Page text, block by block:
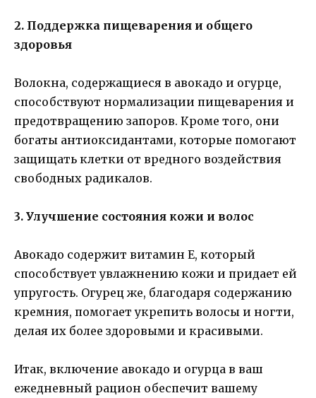
2. Поддержка пищеварения и общего
здоровья
Волокна, содержащиеся в авокадо и огурце,
способствуют нормализации пищеварения и
предотвращению запоров. Кроме того, они
богаты антиоксидантами, которые помогают
защищать клетки от вредного воздействия
свободных радикалов.
3. Улучшение состояния кожи и волос
Авокадо содержит витамин Е, который
способствует увлажнению кожи и придает ей
упругость. Огурец же, благодаря содержанию
кремния, помогает укрепить волосы и ногти,
делая их более здоровыми и красивыми.
Итак, включение авокадо и огурца в ваш
ежедневный рацион обеспечит вашему